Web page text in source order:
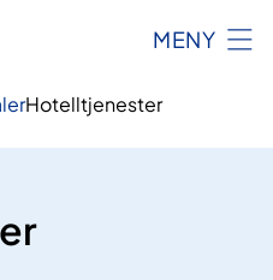
MENY
Hotelltjenester